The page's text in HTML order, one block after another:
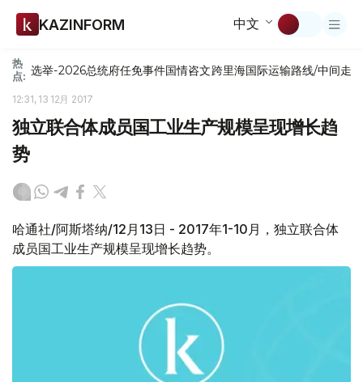
KAZINFORM 中文
热
点: 选举-2026总统府任免事件国情咨文跨里海国际运输路线/中间走廊
12:31, 13 12月 2017
独立联合体成员国工业生产规模呈现增长趋
势
哈通社/阿斯塔纳/12月13日 - 2017年1-10月，独立联合体
成员国工业生产规模呈现增长趋势。